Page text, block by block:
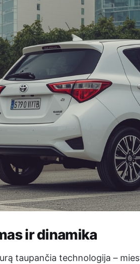
ir dinamika
taupančia technologija –